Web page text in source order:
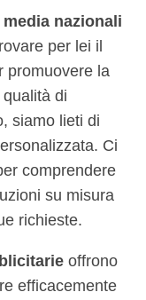
nazionali
per lei il
promuovere la
di
siamo lieti di
Ci
comprendere
su misura
richieste.
offrono
efficacemente